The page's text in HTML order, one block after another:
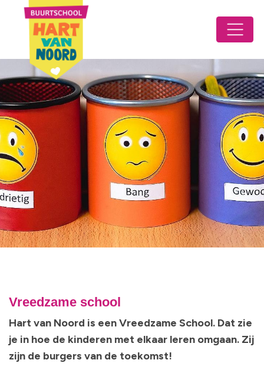
Vreedzame school
Hart van Noord is een Vreedzame School. Dat zie
je in hoe de kinderen met elkaar leren omgaan. Zij
zijn de burgers van de toekomst!